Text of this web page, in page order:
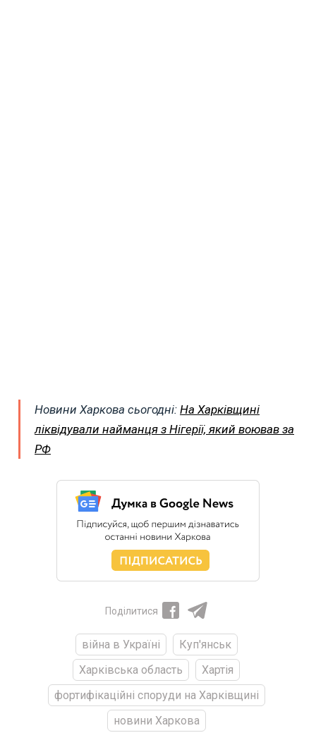
Новини Харкова сьогодні: На Харківщині
ліквідували найманця з Нігерії, який воював за
РФ
Поділитися
війна в Україні
Куп'янськ
Харківська область
Хартія
фортифікаційні споруди на Харківщині
новини Харкова